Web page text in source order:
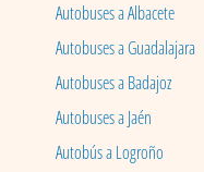
Autobuses a Albacete
Autobuses a Guadalajara
Autobuses a Badajoz
Autobuses a Jaén
Autobús a Logroño